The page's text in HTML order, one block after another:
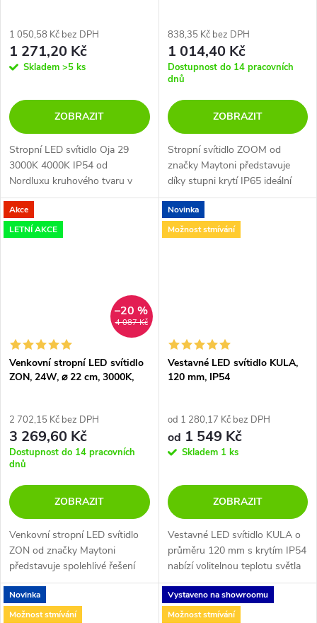
1 050,58 Kč bez DPH
1 271,20 Kč
Skladem >5 ks
ZOBRAZIT
Stropní LED svítidlo Oja 29
3000K 4000K IP54 od
Nordluxu kruhového tvaru v
klasickém jednoduchém
designu je vzhledem k
dostatečnému krytí ideální do
838,35 Kč bez DPH
1 014,40 Kč
Dostupnost do 14 pracovních
dnů
ZOBRAZIT
Stropní svítidlo ZOOM od
značky Maytoni představuje
díky stupni krytí IP65 ideální
řešení pro osvětlení koupelen a
venkovních prostor.
Akce
LETNÍ AKCE
4 087 Kč
–20 %
Venkovní stropní LED svítidlo
ZON, 24W, ⌀ 22 cm, 3000K,
2 702,15 Kč bez DPH
3 269,60 Kč
Dostupnost do 14 pracovních
dnů
ZOBRAZIT
Venkovní stropní LED svítidlo
ZON od značky Maytoni
představuje spolehlivé řešení
pro osvětlení exteriérů i
koupelen díky vysokému stupni
krytí IP65.
Novinka
Možnost stmívání
Vestavné LED svítidlo KULA,
120 mm, IP54
od 1 280,17 Kč bez DPH
od 1 549 Kč
Skladem 1 ks
ZOBRAZIT
Vestavné LED svítidlo KULA o
průměru 120 mm s krytím IP54
nabízí volitelnou teplotu světla
a snadnou instalaci do
sádrokartonu. Ideální volba pro
váš interiér.
Novinka
Možnost stmívání
Vystaveno na showroomu
Možnost stmívání